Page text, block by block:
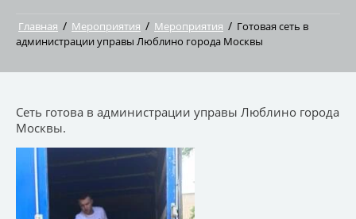
Главная / Мероприятия / Мероприятия / Готовая сеть в
администрации управы Люблино города Москвы
Сеть готова в администрации управы Люблино города
Москвы.